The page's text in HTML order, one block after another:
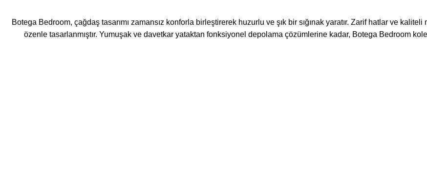
Botega Bedroom, çağdaş tasarımı zamansız konforla birleştirerek huzurlu ve şık bir sığınak yaratır. Zarif hatlar ve
özenle tasarlanmıştır. Yumuşak ve davetkar yataktan fonksiyonel depolama çözümlerine kadar, Botega Bedroom